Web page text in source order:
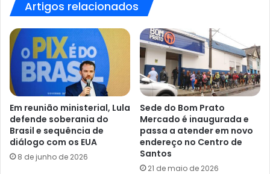
Artigos relacionados
Em reunião ministerial, Lula
defende soberania do
Brasil e sequência de
diálogo com os EUA
8 de junho de 2026
Sede do Bom Prato
Mercado é inaugurada e
passa a atender em novo
endereço no Centro de
Santos
21 de maio de 2026